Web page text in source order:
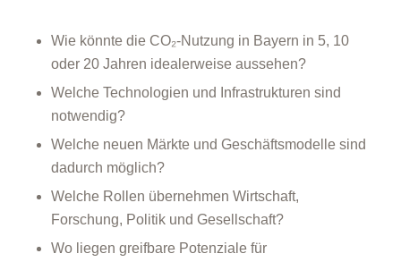
Wie könnte die CO₂-Nutzung in Bayern in 5, 10
oder 20 Jahren idealerweise aussehen?
Welche Technologien und Infrastrukturen sind
notwendig?
Welche neuen Märkte und Geschäftsmodelle sind
dadurch möglich?
Welche Rollen übernehmen Wirtschaft,
Forschung, Politik und Gesellschaft?
Wo liegen greifbare Potenziale für